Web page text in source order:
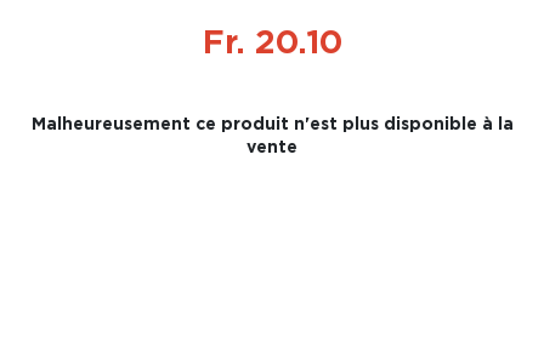
Fr. 20.10
Malheureusement ce produit n'est plus disponible à la
vente